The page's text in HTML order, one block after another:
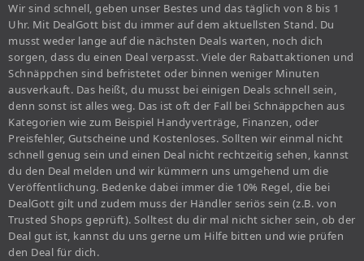
Wir sind schnell, geben unser Bestes und das täglich von 8 bis 1
Uhr. Mit DealGott bist du immer auf dem aktuellsten Stand. Du
musst weder lange auf die nächsten Deals warten, noch dich
sorgen, dass du einen Deal verpasst. Viele der Rabattaktionen und
Schnäppchen sind befristetet oder binnen weniger Minuten
ausverkauft. Das heißt, du musst bei einigen Deals schnell sein,
denn sonst ist alles weg. Das ist oft der Fall bei Schnäppchen aus
Kategorien wie zum Beispiel Handyverträge, Finanzen, oder
Preisfehler, Gutscheine und Kostenloses. Sollten wir einmal nicht
schnell genug sein und einen Deal nicht rechtzeitig sehen, kannst
du den Deal melden und wir kümmern uns umgehend um die
Veröffentlichung. Bedenke dabei immer die 10% Regel, die bei
DealGott gilt und zudem muss der Händler seriös sein (z.B. von
Trusted Shops geprüft). Solltest du dir mal nicht sicher sein, ob der
Deal gut ist, kannst du uns gerne um Hilfe bitten und wie prüfen
den Deal für dich.